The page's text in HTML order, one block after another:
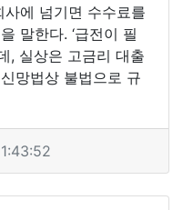
에 넘기면 수수료를
말한다. ‘급전이 필
, 실상은 고금리 대출
망법상 불법으로 규